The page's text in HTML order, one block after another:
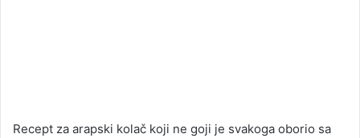
Recept za arapski kolač koji ne goji je svakoga oborio sa